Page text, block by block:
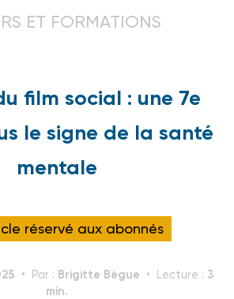
ET FORMATIONS
film social : une 7e
le signe de la santé
mentale
réservé aux abonnés
Par : Brigitte Bègue Lecture : 3
min.